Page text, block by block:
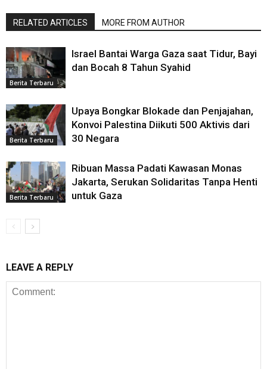
RELATED ARTICLES MORE FROM AUTHOR
Berita Terbaru
Israel Bantai Warga Gaza saat Tidur, Bayi
dan Bocah 8 Tahun Syahid
Berita Terbaru
Upaya Bongkar Blokade dan Penjajahan,
Konvoi Palestina Diikuti 500 Aktivis dari
30 Negara
Berita Terbaru
Ribuan Massa Padati Kawasan Monas
Jakarta, Serukan Solidaritas Tanpa Henti
untuk Gaza
LEAVE A REPLY